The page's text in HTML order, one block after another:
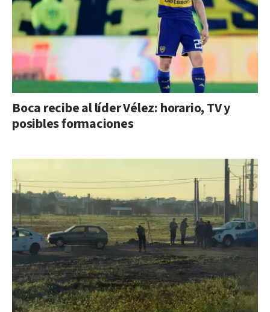
Boca recibe al líder Vélez: horario, TV y
posibles formaciones